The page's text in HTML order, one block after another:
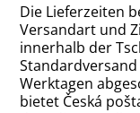
Die Lieferzeiten
Versandart und
innerhalb der
Werktagen
bietet Česká